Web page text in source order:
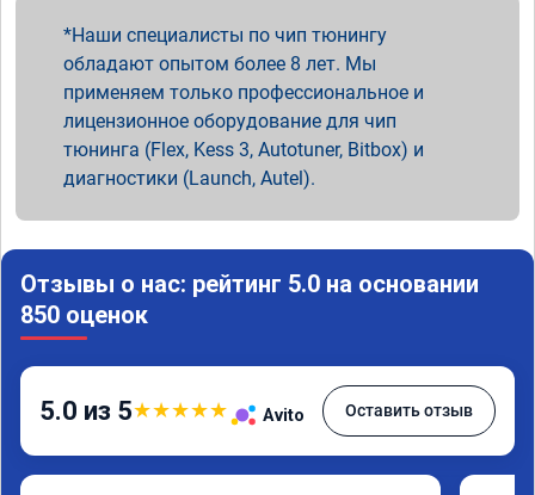
Наши специалисты по чип тюнингу
обладают опытом более 8 лет. Мы
применяем только профессиональное и
лицензионное оборудование для чип
тюнинга (Flex, Kess 3, Autotuner, Bitbox) и
диагностики (Launch, Autel).
Отзывы о нас: рейтинг 5.0 на основании
850 оценок
5.0 из 5★★★★★ Avito Оставить отзыв